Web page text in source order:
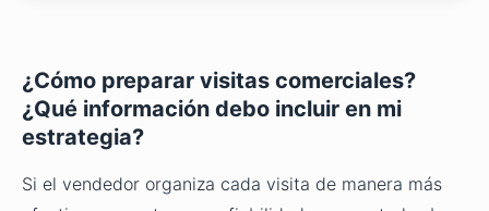
¿Cómo preparar visitas comerciales?
¿Qué información debo incluir en mi
estrategia?
Si el vendedor organiza cada visita de manera más